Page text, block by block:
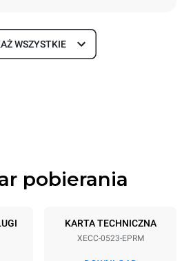
Rozmiar
blach
GN 2/3
WSZYSTKIE
pobierania
KARTA TECHNICZNA
XECC-0523-EPRM